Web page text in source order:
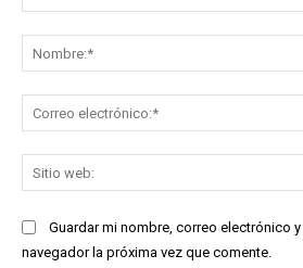
Guardar mi nombre, correo electrónico
navegador la próxima vez que comente.